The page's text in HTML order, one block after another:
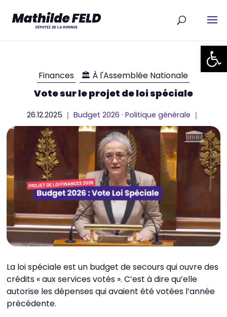
Ouvrir
Finances 🏛 À l'Assemblée Nationale
Vote sur le projet de loi spéciale
26.12.2025 ｜Budget 2026 ·Politique générale ｜
La loi spéciale est un budget de secours qui ouvre des
crédits « aux services votés ». C’est à dire qu’elle
autorise les dépenses qui avaient été votées l’année
précédente.